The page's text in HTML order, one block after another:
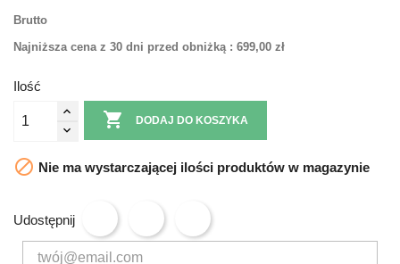
Brutto
Najniższa cena z 30 dni przed obniżką : 699,00 zł
Ilość
 DODAJ DO KOSZYKA
 Nie ma wystarczającej ilości produktów w magazynie
Udostępnij